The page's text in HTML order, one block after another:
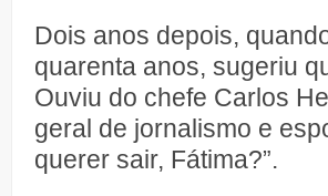
Dois anos depois,
quarenta anos, sugeriu
Ouviu do chefe Carlos
geral de jornalismo e
querer sair, Fátima?”.